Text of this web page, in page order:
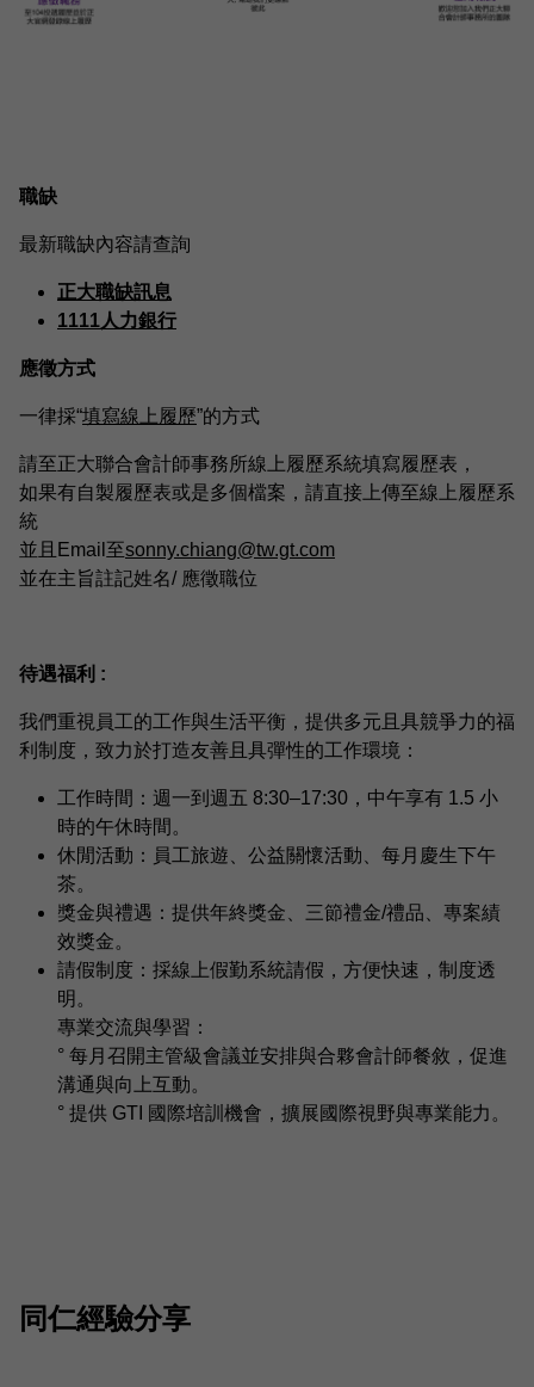
職缺
最新職缺內容請查詢
正大職缺訊息
1111人力銀行
應徵方式
一律採“填寫線上履歷”的方式
請至正大聯合會計師事務所線上履歷系統填寫履歷表，
如果有自製履歷表或是多個檔案，請直接上傳至線上履歷系
統
並且Email至sonny.chiang@tw.gt.com
並在主旨註記姓名/ 應徵職位
待遇福利 :
我們重視員工的工作與生活平衡，提供多元且具競爭力的福
利制度，致力於打造友善且具彈性的工作環境：
工作時間：週一到週五 8:30–17:30，中午享有 1.5 小
時的午休時間。
休閒活動：員工旅遊、公益關懷活動、每月慶生下午
茶。
獎金與禮遇：提供年終獎金、三節禮金/禮品、專案績
效獎金。
請假制度：採線上假勤系統請假，方便快速，制度透
明。
專業交流與學習：
° 每月召開主管級會議並安排與合夥會計師餐敘，促進
溝通與向上互動。
° 提供 GTI 國際培訓機會，擴展國際視野與專業能力。
同仁經驗分享